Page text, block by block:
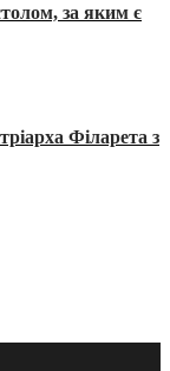
за яким є
Філарета з